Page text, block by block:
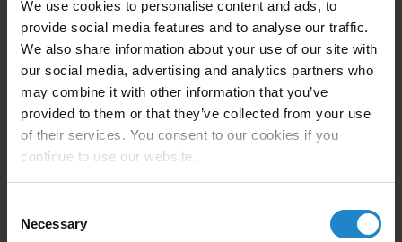
We use cookies to personalise content and ads, to
provide social media features and to analyse our traffic.
We also share information about your use of our site with
our social media, advertising and analytics partners who
may combine it with other information that you’ve
provided to them or that they’ve collected from your use
of their services. You consent to our cookies if you
continue to use our website.
Selection
Necessary
Le site de Novo Nordisk à Tianjin a amélioré son
efficacité en déployant 5 robots MiR500 pour
automatiser le transport des produits finis de la
production à l'entrepôt. Cette solution a permis de
minimiser les goulots d'étranglement, de réduire le
travail manuel et le recours aux chariots élévateurs, et
zones de production très fréquentées, ce qui a permis à
l'entrepôt d'être bien approvisionné et aux employés de